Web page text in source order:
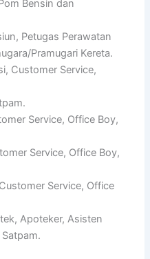
Bensin dan
Petugas Perawatan
Pramugari Kereta.
Customer Service,
Service, Office Boy,
Service, Office Boy,
Service, Office
Apoteker, Asisten